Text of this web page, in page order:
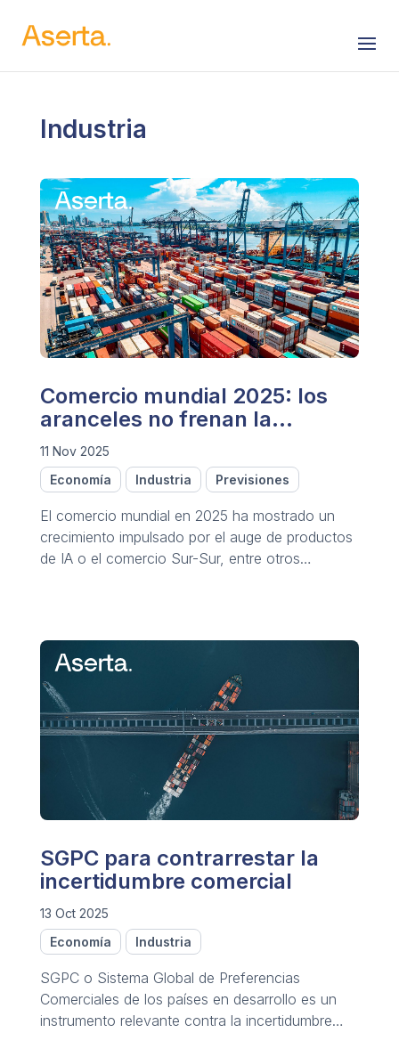
Saltar al contenido
Industria
Comercio mundial 2025: los
aranceles no frenan la
actividad comercial
11 Nov 2025
Economía
Industria Previsiones
El comercio mundial en 2025 ha mostrado un
crecimiento impulsado por el auge de productos
de IA o el comercio Sur-Sur, entre otros
SGPC para contrarrestar la
incertidumbre comercial
13 Oct 2025
Economía
Industria
SGPC o Sistema Global de Preferencias
Comerciales de los países en desarrollo es un
instrumento relevante contra la incertidumbre